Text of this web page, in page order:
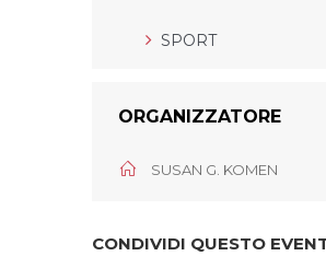
SPORT
ORGANIZZATORE
SUSAN G. KOMEN
CONDIVIDI QUESTO